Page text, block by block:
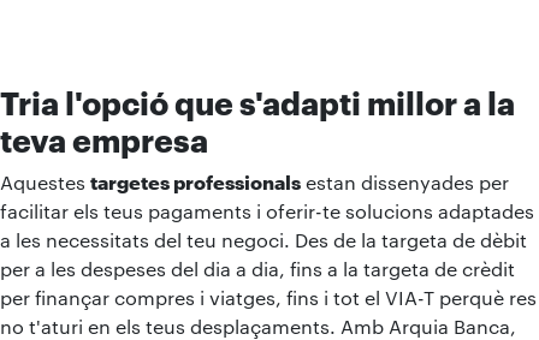
Tria l'opció que s'adapti millor a la
teva empresa
Aquestes targetes professionals estan dissenyades per
facilitar els teus pagaments i oferir-te solucions adaptades
a les necessitats del teu negoci. Des de la targeta de dèbit
per a les despeses del dia a dia, fins a la targeta de crèdit
per finançar compres i viatges, fins i tot el VIA-T perquè res
no t'aturi en els teus desplaçaments. Amb Arquia Banca,